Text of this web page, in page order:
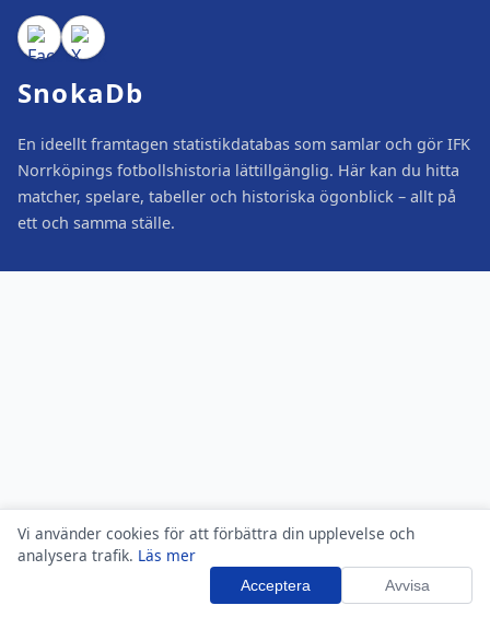
Vi använder cookies för att förbättra din upplevelse och
analysera trafik. Läs mer
Acceptera Avvisa
SnokaDb
En ideellt framtagen statistikdatabas som samlar och gör IFK
Norrköpings fotbollshistoria lättillgänglig. Här kan du hitta
matcher, spelare, tabeller och historiska ögonblick – allt på
ett och samma ställe.